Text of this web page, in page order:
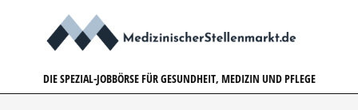
DIE SPEZIAL-JOBBÖRSE FÜR GESUNDHEIT, MEDIZIN UND PFLEGE